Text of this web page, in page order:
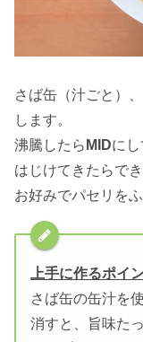
さば缶（汁ごと）
します。
沸騰したら MIDに
はじけてきたらで
お好みでパセリを
上手に作るポイ
さば缶の缶汁を
消すと、旨味た